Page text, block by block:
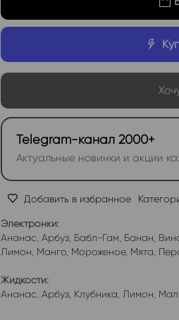
Telegram-канал 2000+
Актуальные новинки и акции
Добавить в избранное
Электронки:
Ананас Арбуз, Бабл-Гам Банан
Лимон Манго, Мороженое, Мята
Жидкости:
Ананас Арбуз, Клубника Лимон